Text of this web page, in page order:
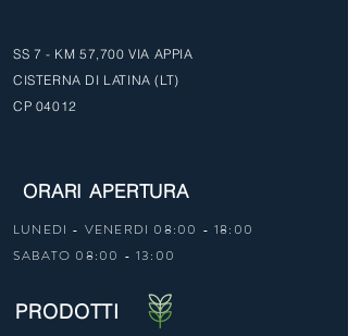
SS 7 - KM 57,700 VIA APPIA
CISTERNA DI LATINA (LT)
CP 04012
ORARI APERTURA
LUNEDI - VENERDI 08:00 - 18:00
SABATO 08:00 - 13:00
PRODOTTI